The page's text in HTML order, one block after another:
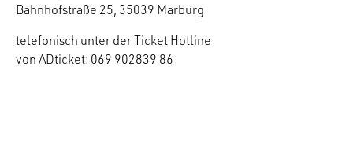
Bahnhofstraße 25, 35039 Marburg
telefonisch unter der Ticket Hotline
von ADticket: 069 902839 86